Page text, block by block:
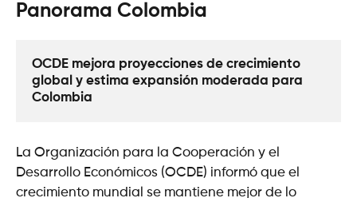
Panorama Colombia
OCDE mejora proyecciones de crecimiento
global y estima expansión moderada para
Colombia
La Organización para la Cooperación y el
Desarrollo Económicos (OCDE) informó que el
crecimiento mundial se mantiene mejor de lo